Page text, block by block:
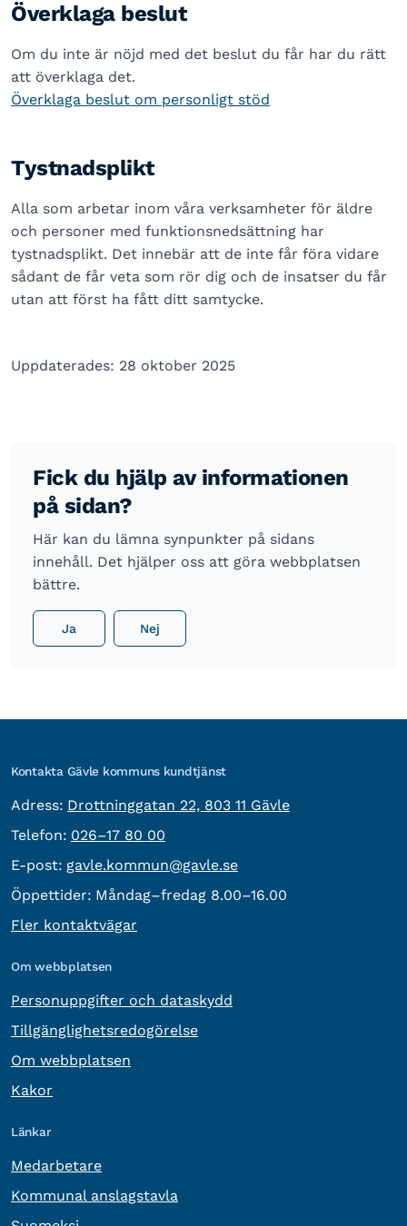
Överklaga beslut
Om du inte är nöjd med det beslut du får har du rätt
att överklaga det.
Överklaga beslut om personligt stöd
Tystnadsplikt
Alla som arbetar inom våra verksamheter för äldre
och personer med funktionsnedsättning har
tystnadsplikt. Det innebär att de inte får föra vidare
sådant de får veta som rör dig och de insatser du får
utan att först ha fått ditt samtycke.
Uppdaterades: 28 oktober 2025
Fick du hjälp av informationen
på sidan?
Här kan du lämna synpunkter på sidans
innehåll. Det hjälper oss att göra webbplatsen
bättre.
Ja Nej
Kontakta Gävle kommuns kundtjänst
Adress: besöksadress:
Drottninggatan 22, 803 11 Gävle
Telefon: Telefon:
026–17 80 00
E-post: E-post:
gavle.kommun@gavle.se
Öppettider: Måndag–fredag 8.00–16.00
Fler kontaktvägar
Om webbplatsen
Personuppgifter och dataskydd
Tillgänglighetsredogörelse
Om webbplatsen
Kakor
Länkar
Medarbetare
Kommunal anslagstavla